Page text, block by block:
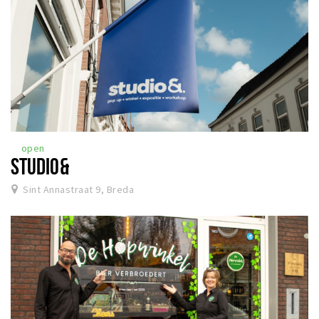
open
STUDIO&
Sint Annastraat 9, Breda